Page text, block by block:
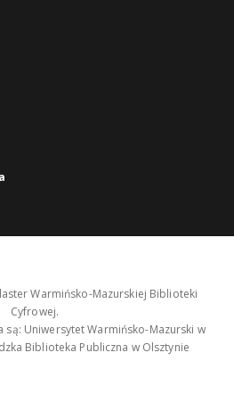
Warmińsko-Mazurskiej Biblioteki
Cyfrowej.
są: Uniwersytet Warmińsko-Mazurski w
Biblioteka Publiczna w Olsztynie